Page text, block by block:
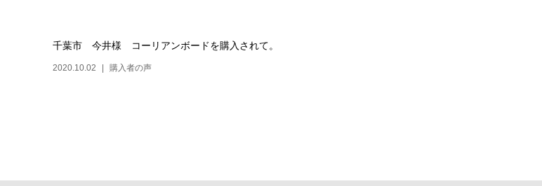
千葉市 今井様 コーリアンボードを購入されて。
2020.10.02 購入者の声